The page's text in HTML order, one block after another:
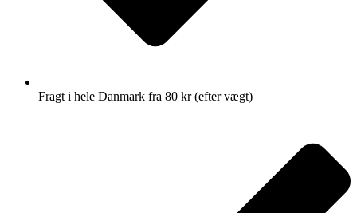
Fragt i hele Danmark fra 80 kr (efter vægt)